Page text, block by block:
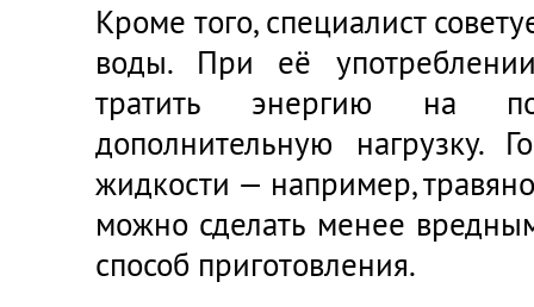
Кроме того, специалист
воды. При её
тратить энергию на
дополнительную нагрузку.
жидкости — например,
можно сделать менее
способ приготовления.